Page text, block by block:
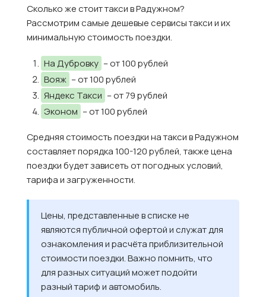
Сколько же стоит такси в Радужном?
Рассмотрим самые дешевые сервисы такси и их
минимальную стоимость поездки.
На Дубровку – от 100 рублей
Вояж – от 100 рублей
Яндекс Такси – от 79 рублей
Эконом – от 100 рублей
Средняя стоимость поездки на такси в Радужном
составляет порядка 100-120 рублей, также цена
поездки будет зависеть от погодных условий,
тарифа и загруженности.
Цены, представленные в списке не
являются публичной офертой и служат для
ознакомления и расчёта приблизительной
стоимости поездки. Важно помнить, что
для разных ситуаций может подойти
разный тариф и автомобиль.